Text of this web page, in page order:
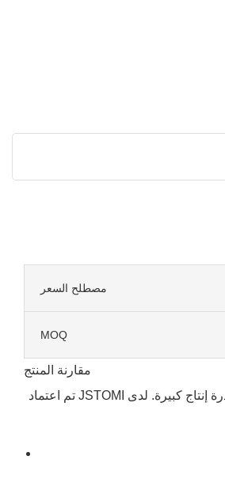
مصطلح السعر
MOQ
مقارنة المنتج
تم اعتماد JSTOMI من قبل مختلف المؤهلات. لدينا تكنولوجيا إنتاج متقدمة وقدرة إنتاج كبيرة. لدى CNC Machining العديد من المزايا مثل الهيكل المعقول ، والأداء الممتاز ، ونوعية جيدة ، وسعر بأسعار